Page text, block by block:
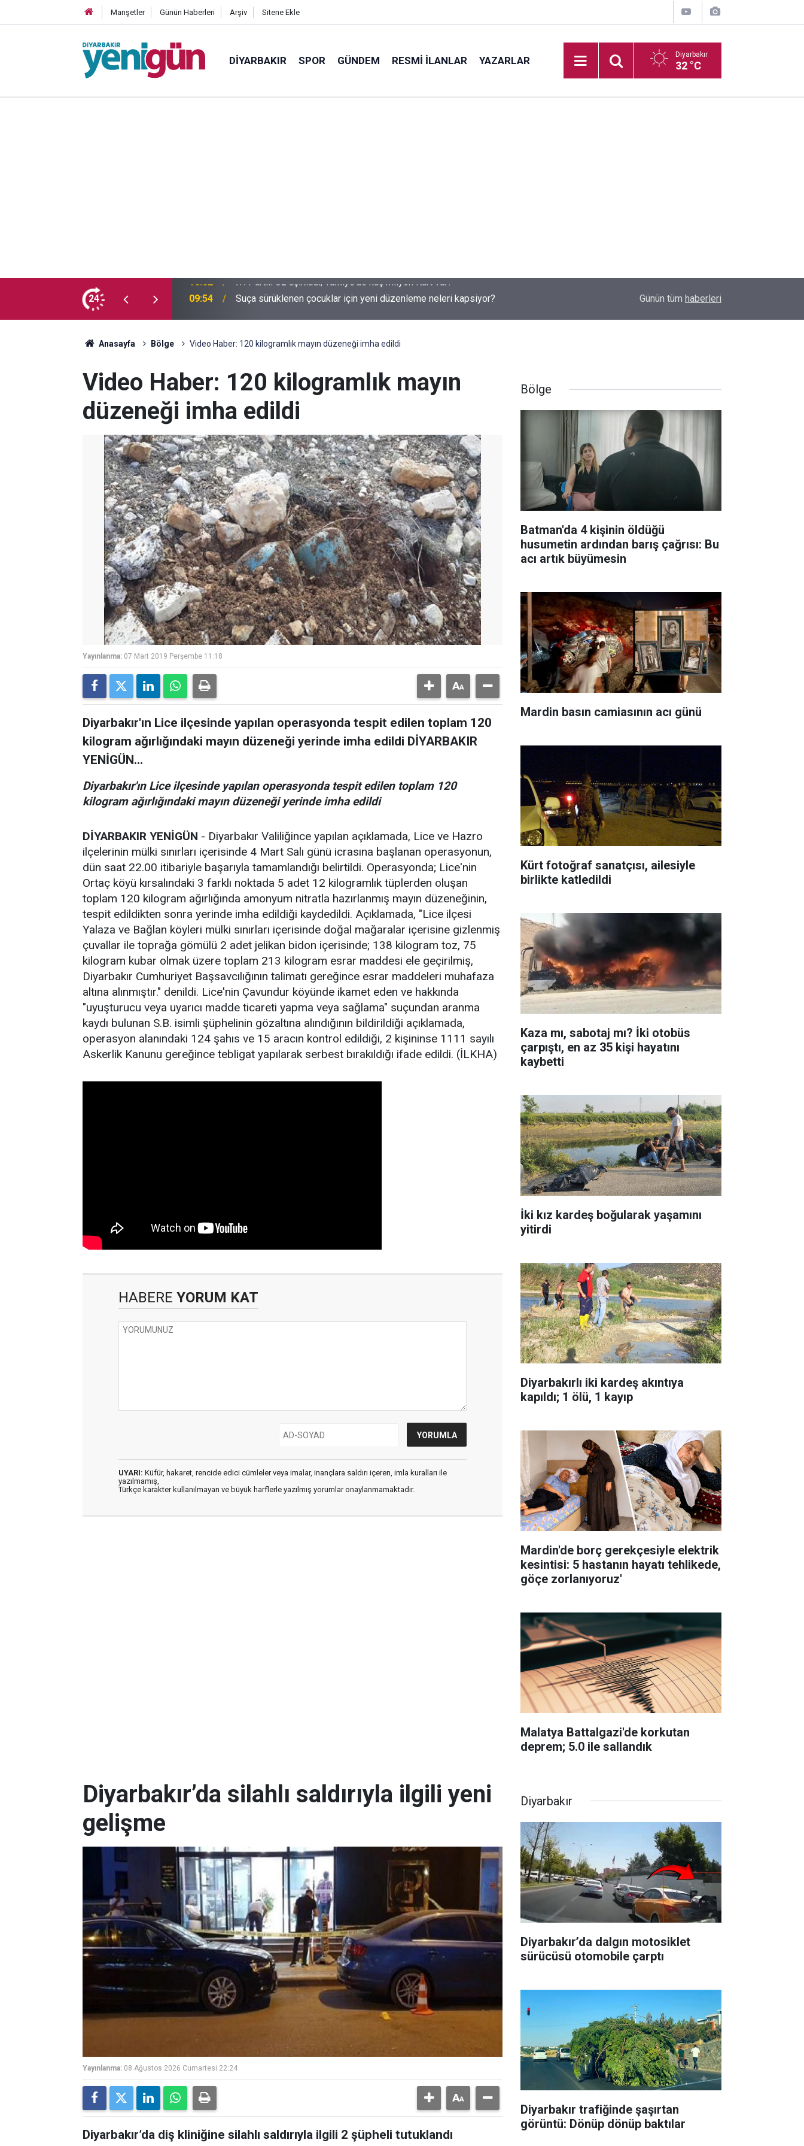
Manşetler Günün Haberleri Arşiv Sitene Ekle
DIYARBAKIR SPOR GÜNDEM RESMI İLANLAR YAZARLAR Diyarbakır
32 °C
24
milyon Kürt var? 09:54 Suça sürüklenen çocuklar için yeni düzenleme neleri kapsiyor? Amedspor’dan süper lig öncesi önemli hamle:
Günün tüm haberleri
Anasayfa Bölge Video Haber: 120 kilogramlık mayın düzeneği imha edildi
Video Haber: 120 kilogramlık mayın
düzeneği imha edildi
Yayınlanma: 07 Mart 2019 Perşembe 11:18
Diyarbakır'ın Lice ilçesinde yapılan operasyonda tespit edilen toplam 120
kilogram ağırlığındaki mayın düzeneği yerinde imha edildi DİYARBAKIR
YENİGÜN...
Diyarbakır'ın Lice ilçesinde yapılan operasyonda tespit edilen toplam 120
kilogram ağırlığındaki mayın düzeneği yerinde imha edildi
DİYARBAKIR YENİGÜN - Diyarbakır Valiliğince yapılan açıklamada, Lice ve Hazro
ilçelerinin mülki sınırları içerisinde 4 Mart Salı günü icrasına başlanan operasyonun,
dün saat 22.00 itibariyle başarıyla tamamlandığı belirtildi. Operasyonda; Lice'nin
Ortaç köyü kırsalındaki 3 farklı noktada 5 adet 12 kilogramlık tüplerden oluşan
toplam 120 kilogram ağırlığında amonyum nitratla hazırlanmış mayın düzeneğinin,
tespit edildikten sonra yerinde imha edildiği kaydedildi. Açıklamada, "Lice ilçesi
Yalaza ve Bağlan köyleri mülki sınırları içerisinde doğal mağaralar içerisine gizlenmiş
çuvallar ile toprağa gömülü 2 adet jelikan bidon içerisinde; 138 kilogram toz, 75
kilogram kubar olmak üzere toplam 213 kilogram esrar maddesi ele geçirilmiş,
Diyarbakır Cumhuriyet Başsavcılığının talimatı gereğince esrar maddeleri muhafaza
altına alınmıştır." denildi. Lice'nin Çavundur köyünde ikamet eden ve hakkında
"uyuşturucu veya uyarıcı madde ticareti yapma veya sağlama" suçundan aranma
kaydı bulunan S.B. isimli şüphelinin gözaltına alındığının bildirildiği açıklamada,
operasyon alanındaki 124 şahıs ve 15 aracın kontrol edildiği, 2 kişininse 1111 sayılı
Askerlik Kanunu gereğince tebligat yapılarak serbest bırakıldığı ifade edildi. (İLKHA)
HABERE YORUM KAT
UYARI: Küfür, hakaret, rencide edici cümleler veya imalar, inançlara saldırı içeren, imla kuralları ile
yazılmamış,
Türkçe karakter kullanılmayan ve büyük harflerle yazılmış yorumlar onaylanmamaktadır.
Bölge
Batman'da 4 kişinin öldüğü
husumetin ardından barış çağrısı: Bu
acı artık büyümesin
Mardin basın camiasının acı günü
Kürt fotoğraf sanatçısı, ailesiyle
birlikte katledildi
Kaza mı, sabotaj mı? İki otobüs
çarpıştı, en az 35 kişi hayatını
kaybetti
İki kız kardeş boğularak yaşamını
yitirdi
Diyarbakırlı iki kardeş akıntıya
kapıldı; 1 ölü, 1 kayıp
Mardin'de borç gerekçesiyle elektrik
kesintisi: 5 hastanın hayatı tehlikede,
göçe zorlanıyoruz'
Malatya Battalgazi'de korkutan
deprem; 5.0 ile sallandık
Diyarbakır’da silahlı saldırıyla ilgili yeni
gelişme
Yayınlanma: 08 Ağustos 2026 Cumartesi 22:24
Diyarbakır’da diş kliniğine silahlı saldırıyla ilgili 2 şüpheli tutuklandı
Diyarbakır
Diyarbakır’da dalgın motosiklet
sürücüsü otomobile çarptı
Diyarbakır trafiğinde şaşırtan
görüntü: Dönüp dönüp baktılar